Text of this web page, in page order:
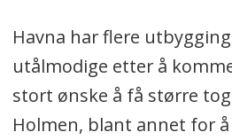
Havna har flere
utålmodige etter å
stort ønske å få større
Holmen, blant annet for